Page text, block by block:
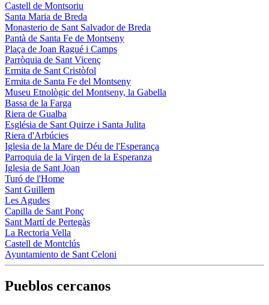
Castell de Montsoriu
Santa Maria de Breda
Monasterio de Sant Salvador de Breda
Pantà de Santa Fe de Montseny
Plaça de Joan Ragué i Camps
Parròquia de Sant Vicenç
Ermita de Sant Cristòfol
Ermita de Santa Fe del Montseny
Museu Etnològic del Montseny, la Gabella
Bassa de la Farga
Riera de Gualba
Església de Sant Quirze i Santa Julita
Riera d'Arbúcies
Iglesia de la Mare de Déu de l'Esperança
Parroquia de la Virgen de la Esperanza
Iglesia de Sant Joan
Turó de l'Home
Sant Guillem
Les Agudes
Capilla de Sant Ponç
Sant Martí de Pertegàs
La Rectoria Vella
Castell de Montclús
Ayuntamiento de Sant Celoni
Pueblos cercanos